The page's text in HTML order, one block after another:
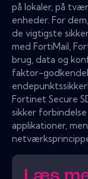
på lokaler, på
enheder. For
de vigtigste
med FortiMail,
brug, data og
faktor-
Fortinet Secure
sikker
applikationer,